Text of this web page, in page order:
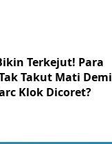
Terkejut! Para
Takut Mati Demi
Klok Dicoret?